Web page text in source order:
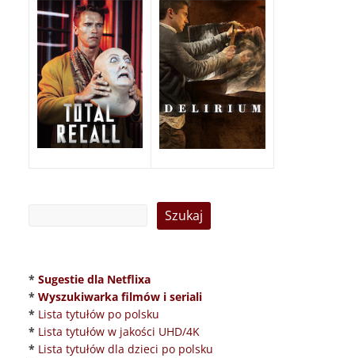
* Sugestie dla Netflixa
* Wyszukiwarka filmów i seriali
* Lista tytułów po polsku
* Lista tytułów w jakości UHD/4K
* Lista tytułów dla dzieci po polsku